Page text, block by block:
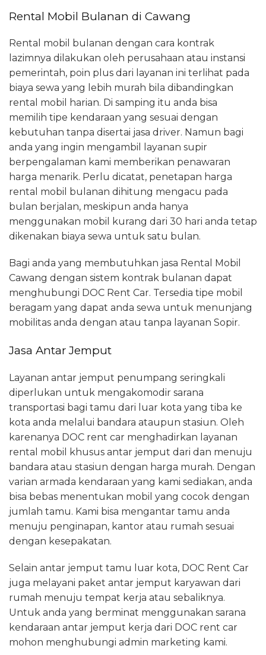
Rental Mobil Bulanan di Cawang
Rental mobil bulanan dengan cara kontrak
lazimnya dilakukan oleh perusahaan atau instansi
pemerintah, poin plus dari layanan ini terlihat pada
biaya sewa yang lebih murah bila dibandingkan
rental mobil harian. Di samping itu anda bisa
memilih tipe kendaraan yang sesuai dengan
kebutuhan tanpa disertai jasa driver. Namun bagi
anda yang ingin mengambil layanan supir
berpengalaman kami memberikan penawaran
harga menarik. Perlu dicatat, penetapan harga
rental mobil bulanan dihitung mengacu pada
bulan berjalan, meskipun anda hanya
menggunakan mobil kurang dari 30 hari anda tetap
dikenakan biaya sewa untuk satu bulan.
Bagi anda yang membutuhkan jasa Rental Mobil
Cawang dengan sistem kontrak bulanan dapat
menghubungi DOC Rent Car. Tersedia tipe mobil
beragam yang dapat anda sewa untuk menunjang
mobilitas anda dengan atau tanpa layanan Sopir.
Jasa Antar Jemput
Layanan antar jemput penumpang seringkali
diperlukan untuk mengakomodir sarana
transportasi bagi tamu dari luar kota yang tiba ke
kota anda melalui bandara ataupun stasiun. Oleh
karenanya DOC rent car menghadirkan layanan
rental mobil khusus antar jemput dari dan menuju
bandara atau stasiun dengan harga murah. Dengan
varian armada kendaraan yang kami sediakan, anda
bisa bebas menentukan mobil yang cocok dengan
jumlah tamu. Kami bisa mengantar tamu anda
menuju penginapan, kantor atau rumah sesuai
dengan kesepakatan.
Selain antar jemput tamu luar kota, DOC Rent Car
juga melayani paket antar jemput karyawan dari
rumah menuju tempat kerja atau sebaliknya.
Untuk anda yang berminat menggunakan sarana
kendaraan antar jemput kerja dari DOC rent car
mohon menghubungi admin marketing kami.